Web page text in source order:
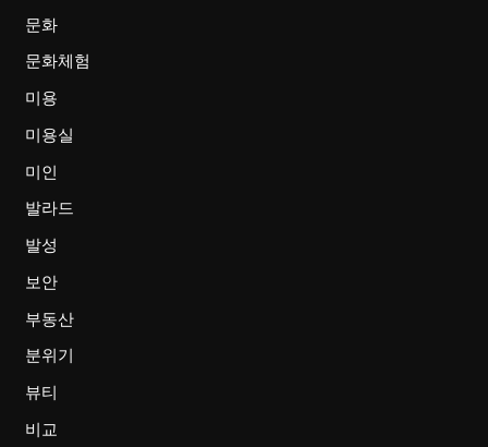
문화
문화체험
미용
미용실
미인
발라드
발성
보안
부동산
분위기
뷰티
비교